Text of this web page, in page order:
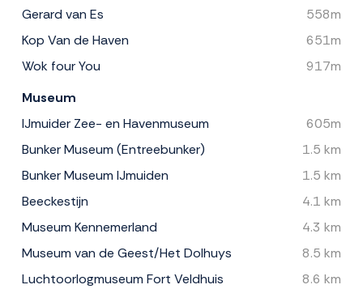
Gerard van Es
558m
Kop Van de Haven
651m
Wok four You
917m
Museum
IJmuider Zee- en Havenmuseum
605m
Bunker Museum (Entreebunker)
1.5 km
Bunker Museum IJmuiden
1.5 km
Beeckestijn
4.1 km
Museum Kennemerland
4.3 km
Museum van de Geest/Het Dolhuys
8.5 km
Luchtoorlogmuseum Fort Veldhuis
8.6 km